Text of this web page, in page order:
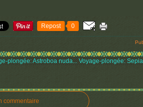
Repost 0
plongée: Astroboa nuda... Voyage-plongée:
commentaire